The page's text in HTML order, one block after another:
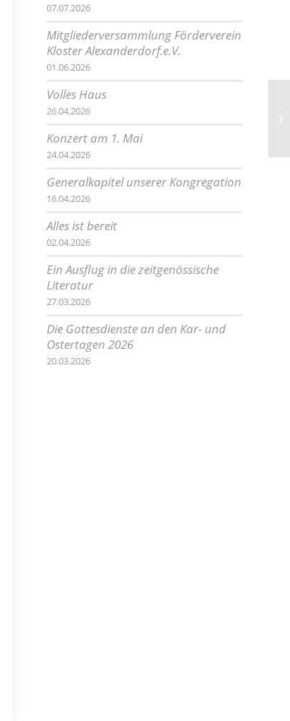
07.07.2026
Mitgliederversammlung Förderverein
Kloster Alexanderdorf.e.V.
01.06.2026
Volles Haus
26.04.2026
Konzert am 1. Mai
24.04.2026
Generalkapitel unserer Kongregation
16.04.2026
Alles ist bereit
02.04.2026
Ein Ausflug in die zeitgenössische
Literatur
27.03.2026
Die Gottesdienste an den Kar- und
Ostertagen 2026
20.03.2026